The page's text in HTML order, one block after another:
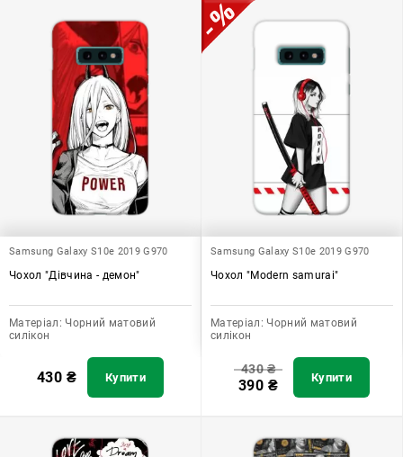
Samsung Galaxy S10e 2019 G970
Чохол "Дівчина - демон"
Матеріал: Чорний матовий
силікон
430 ₴ Купити
Samsung Galaxy S10e 2019 G970
Чохол "Modern samurai"
Матеріал: Чорний матовий
силікон
430₴
390 ₴ Купити